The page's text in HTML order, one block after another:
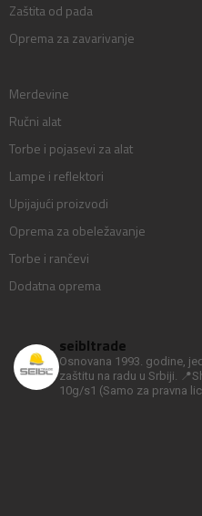
Zaštita od pada
Oprema za zavarivanje
Merdevine
Ručni alat
Torbe i pojasevi za alat
Lampe i reflektori
Upijajući proizvodi
Oprema za obeležavanje
Torbe i rančevi
Dodatna oprema
seibltrade
Osnovana 1993. godine,
zaštitu na radu u Srbiji.
10g/s1 (Samo za pravna